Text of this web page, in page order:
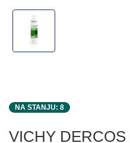
NA STANJU: 8
VICHY